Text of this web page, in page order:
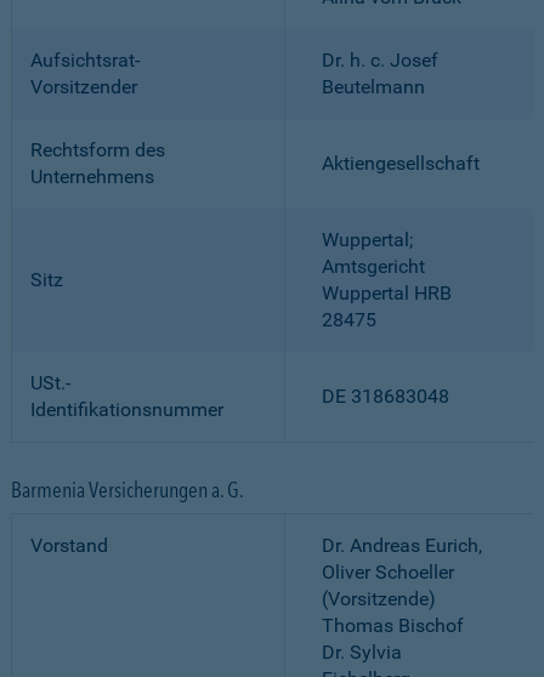
Aufsichtsrat-
Vorsitzender
Dr. h. c. Josef
Beutelmann
Rechtsform des
Unternehmens
Aktiengesellschaft
Sitz
Wuppertal;
Amtsgericht
Wuppertal HRB
28475
USt.-
Identifikationsnummer
DE 318683048
Barmenia Versicherungen a. G.
Vorstand
Dr. Andreas Eurich,
Oliver Schoeller
(Vorsitzende)
Thomas Bischof
Dr. Sylvia